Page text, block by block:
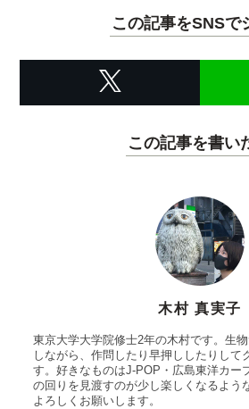
この記事をSNSで
この記事を書い
木村 真実子
東京大学大学院修士2年の木村です。生
しながら、作問したり早押ししたりして
す。好きなものはJ-POP・広島東洋カー
の回りを見渡すのが少し楽しくなるよう
よろしくお願いします。